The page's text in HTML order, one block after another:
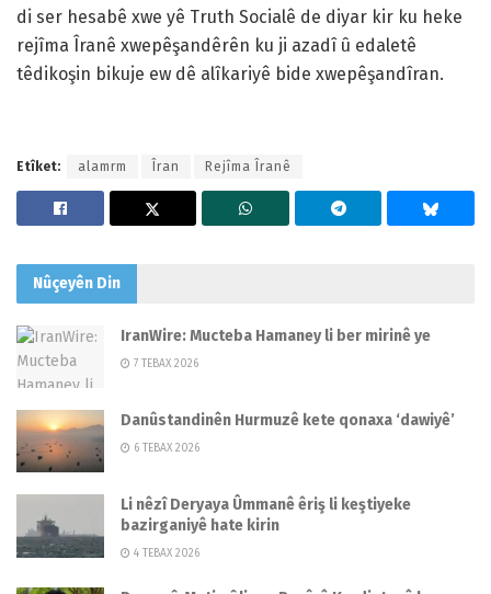
di ser hesabê xwe yê Truth Socialê de diyar kir ku heke
rejîma Îranê xwepêşandêrên ku ji azadî û edaletê
têdikoşin bikuje ew dê alîkariyê bide xwepêşandîran.
Etîket: alamrm Îran Rejîma Îranê
Nûçeyên Din
IranWire: Mucteba Hamaney li ber mirinê ye
7 TEBAX 2026
Danûstandinên Hurmuzê kete qonaxa ‘dawiyê’
6 TEBAX 2026
Li nêzî Deryaya Ûmmanê êriş li keştiyeke
bazirganiyê hate kirin
4 TEBAX 2026